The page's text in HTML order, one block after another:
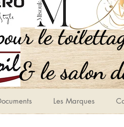
le salon
Les Marques